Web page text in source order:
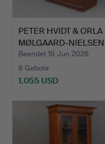
PETER HVIDT & ORLA
MØLGAARD-
Büche…
Beendet 19. Jun 2026
8 Gebote
1.055 USD